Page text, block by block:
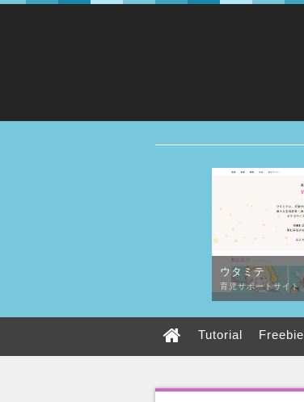
ウタミテ
育児サポートサイト
Tutorial Freebie